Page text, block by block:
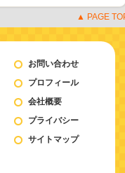
▲ PAGE
お問い合わせ
プロフィール
会社概要
プライバシー
サイトマップ